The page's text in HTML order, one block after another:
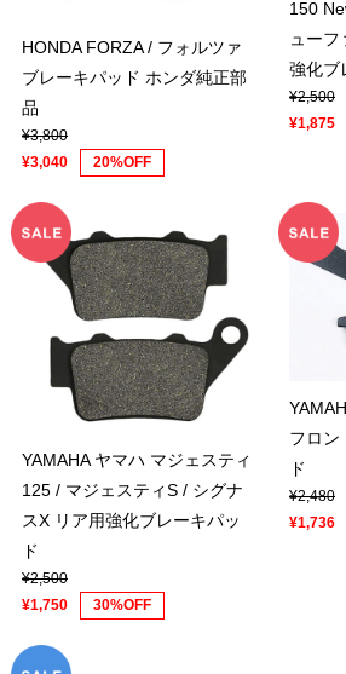
HONDA FORZA / フォルツァ
ブレーキパッド ホンダ純正部
品
¥3,800
¥3,040
20%OFF
150
ュー
強化ブ
¥2,500
¥1,875
YAMAHA ヤマハ マジェスティ
125 / マジェスティS / シグナ
スX リア用強化ブレーキパッ
ド
¥2,500
¥1,750
30%OFF
フロン
ド
¥2,480
¥1,736